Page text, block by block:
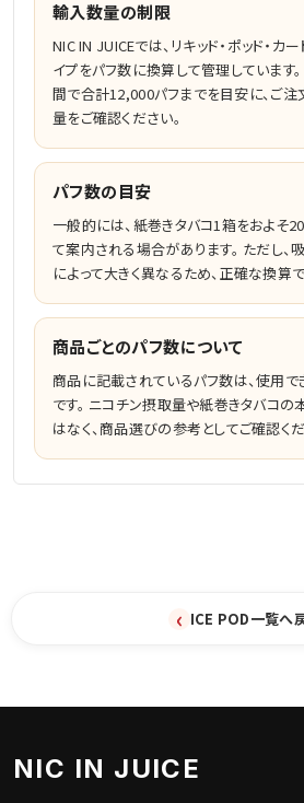
輸入数量の制限
NIC IN JUICEでは、リキッド・ポッド・カ
イプをパフ数に換算して管理しています
間で合計12,000パフまでを目安に、ご
量をご確認ください。
パフ数の目安
一般的には、紙巻きタバコ1箱をおよそ
て案内される場合があります。 ただし
によって大きく異なるため、正確な換算
商品ごとのパフ数について
商品に記載されているパフ数は、使用
です。 ニコチン摂取量や紙巻きタバコ
はなく、商品選びの参考としてご確認くだ
‹ ICE POD一覧へ
NIC IN JUICE